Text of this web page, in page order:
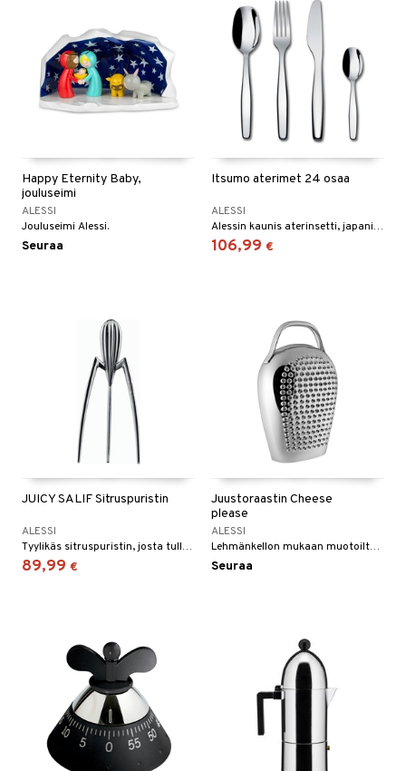
Happy Eternity Baby,
jouluseimi
ALESSI
Jouluseimi Alessi.
Seuraa
Itsumo aterimet 24 osaa
ALESSI
Alessin kaunis aterinsetti, japanilaista muotoilua.
106,99 €
JUICY SALIF Sitruspuristin
ALESSI
Tyylikäs sitruspuristin, josta tullut symboli niin suunnittelijalleen Philippe Starckille, kuin myös Alessille.
89,99 €
Juustoraastin Cheese
please
ALESSI
Lehmänkellon mukaan muotoiltu juustoraastin 18/10 kiiltävää ruostumatonta terästä.
Seuraa